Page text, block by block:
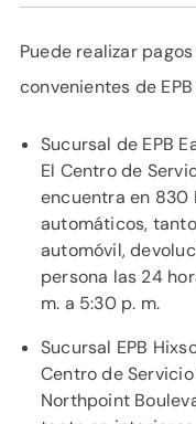
Puede realizar
convenientes de EPB
Sucursal de EPB
El Centro de
encuentra en 830
automáticos,
automóvil,
persona las 24
m. a 5:30 p. m.
Sucursal EPB
Centro de
Northpoint